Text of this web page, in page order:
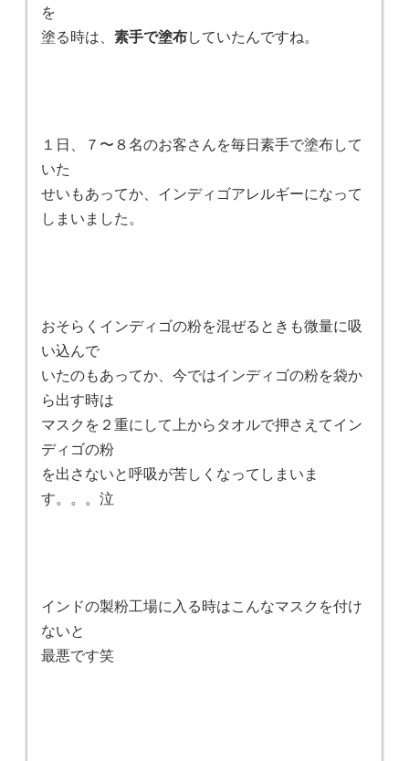
を
塗る時は、 素手で塗布していたんですね。
１日、７〜８名のお客さんを毎日素手で塗布して
いた
せいもあってか、インディゴアレルギーになって
しまいました。
おそらくインディゴの粉を混ぜるときも微量に吸
い込んで
いたのもあってか、今ではインディゴの粉を袋か
ら出す時は
マスクを２重にして上からタオルで押さえてイン
ディゴの粉
を出さないと呼吸が苦しくなってしまいま
す。。。泣
インドの製粉工場に入る時はこんなマスクを付け
ないと
最悪です笑